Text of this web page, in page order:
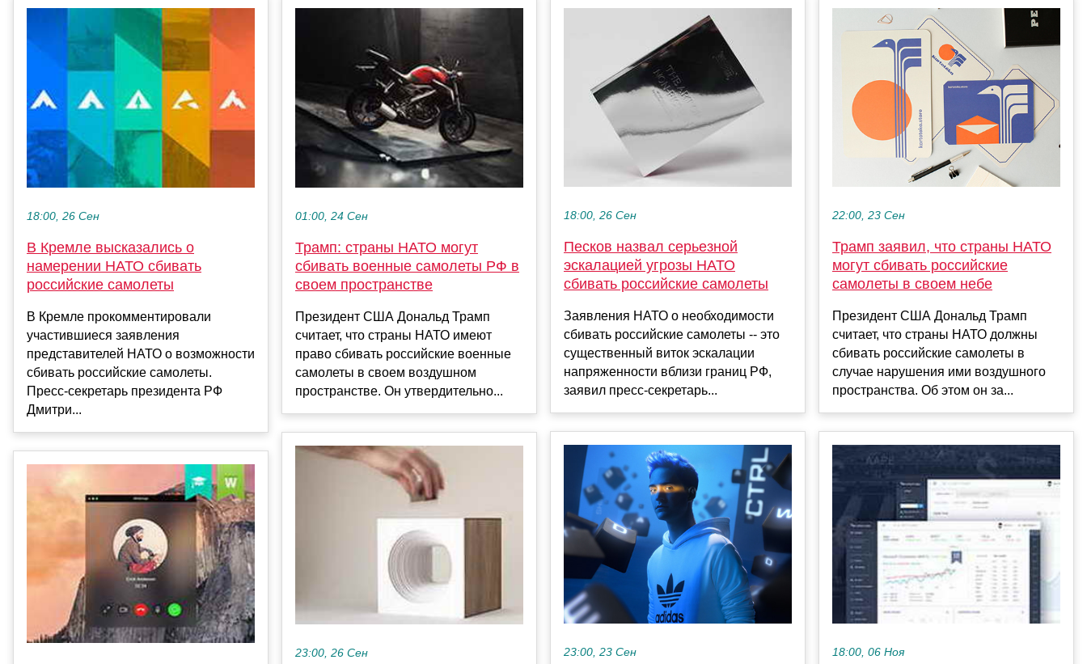
18:00, 26 Сен
В Кремле высказались о
намерении НАТО сбивать
российские самолеты
В Кремле прокомментировали
участившиеся заявления
представителей НАТО о возможности
сбивать российские самолеты.
Пресс-секретарь президента РФ
Дмитри...
01:00, 24 Сен
Трамп: страны НАТО могут
сбивать военные самолеты РФ в
своем пространстве
Президент США Дональд Трамп
считает, что страны НАТО имеют
право сбивать российские военные
самолеты в своем воздушном
пространстве. Он утвердительно...
23:00, 26 Сен
18:00, 26 Сен
Песков назвал серьезной
эскалацией угрозы НАТО
сбивать российские самолеты
Заявления НАТО о необходимости
сбивать российские самолеты -- это
существенный виток эскалации
напряженности вблизи границ РФ,
заявил пресс-секретарь...
23:00, 23 Сен
22:00, 23 Сен
Трамп заявил, что страны НАТО
могут сбивать российские
самолеты в своем небе
Президент США Дональд Трамп
считает, что страны НАТО должны
сбивать российские самолеты в
случае нарушения ими воздушного
пространства. Об этом он за...
18:00, 06 Ноя